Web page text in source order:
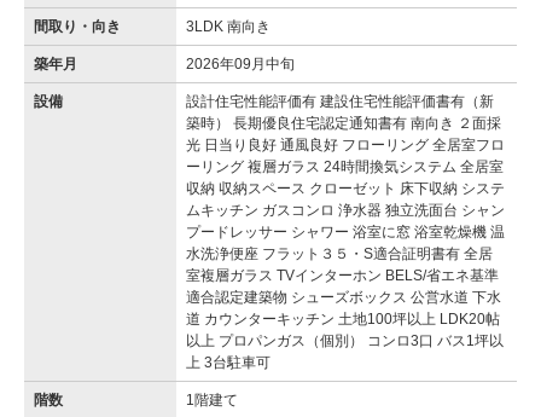
間取り・向き 3LDK 南向き
築年月 2026年09月中旬
設備
設計住宅性能評価有 建設住宅性能評価書有（新
築時） 長期優良住宅認定通知書有 南向き ２面採
光 日当り良好 通風良好 フローリング 全居室フロ
ーリング 複層ガラス 24時間換気システム 全居室
収納 収納スペース クローゼット 床下収納 システ
ムキッチン ガスコンロ 浄水器 独立洗面台 シャン
プードレッサー シャワー 浴室に窓 浴室乾燥機 温
水洗浄便座 フラット３５・S適合証明書有 全居
室複層ガラス TVインターホン BELS/省エネ基準
適合認定建築物 シューズボックス 公営水道 下水
道 カウンターキッチン 土地100坪以上 LDK20帖
以上 プロパンガス（個別） コンロ3口 バス1坪以
上 3台駐車可
階数 1階建て